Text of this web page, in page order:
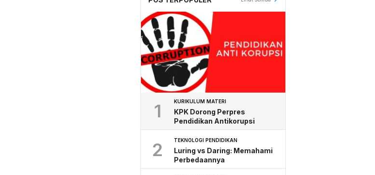
1 KURIKULUM MATERI
KPK Dorong Perpres
Pendidikan Antikorupsi
2 TEKNOLOGI PENDIDIKAN
Luring vs Daring: Memahami
Perbedaannya